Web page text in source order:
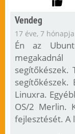
Vendeg
17 éve, 7
Én az
segítőkészek.
Linuxra.
OS/2 Merlin.
fejlesztését. A